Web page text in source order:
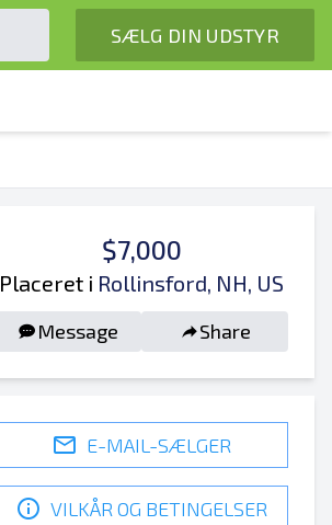
SÆLG DIN UDSTYR
$7,000
Placeret i Rollinsford, NH, US
Message Share
E-MAIL-SÆLGER
VILKÅR OG BETINGELSER